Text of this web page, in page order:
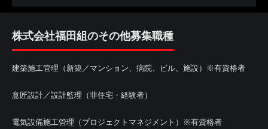
株式会社福田組のその他募集職種
建築施工管理（新築／マンション、病院、ビル、施設）※有資格者
意匠設計／設計監理（非住宅・経験者）
電気設備施工管理（プロジェクトマネジメント）※有資格者